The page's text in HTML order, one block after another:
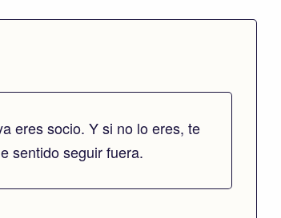
eres socio. Y si no lo eres, te
sentido seguir fuera.